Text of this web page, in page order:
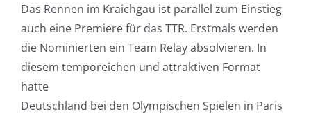
Das Rennen im Kraichgau ist parallel zum Einstieg
auch eine Premiere für das TTR. Erstmals werden
die Nominierten ein Team Relay absolvieren. In
diesem temporeichen und attraktiven Format
hatte
Deutschland bei den Olympischen Spielen in Paris